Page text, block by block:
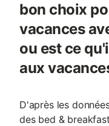
bon choix
vacances
ou est ce
aux
D'après les
des bed &